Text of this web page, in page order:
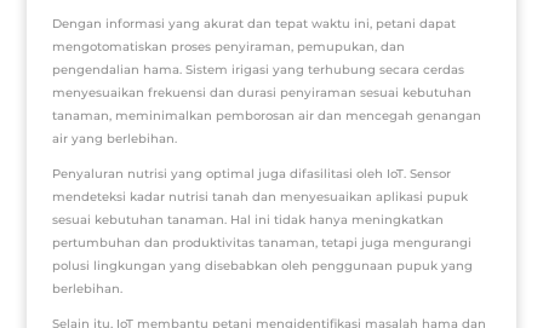
Dengan informasi yang akurat dan tepat waktu ini, petani dapat
mengotomatiskan proses penyiraman, pemupukan, dan
pengendalian hama. Sistem irigasi yang terhubung secara cerdas
menyesuaikan frekuensi dan durasi penyiraman sesuai kebutuhan
tanaman, meminimalkan pemborosan air dan mencegah genangan
air yang berlebihan.
Penyaluran nutrisi yang optimal juga difasilitasi oleh IoT. Sensor
mendeteksi kadar nutrisi tanah dan menyesuaikan aplikasi pupuk
sesuai kebutuhan tanaman. Hal ini tidak hanya meningkatkan
pertumbuhan dan produktivitas tanaman, tetapi juga mengurangi
polusi lingkungan yang disebabkan oleh penggunaan pupuk yang
berlebihan.
Selain itu, IoT membantu petani mengidentifikasi masalah hama dan